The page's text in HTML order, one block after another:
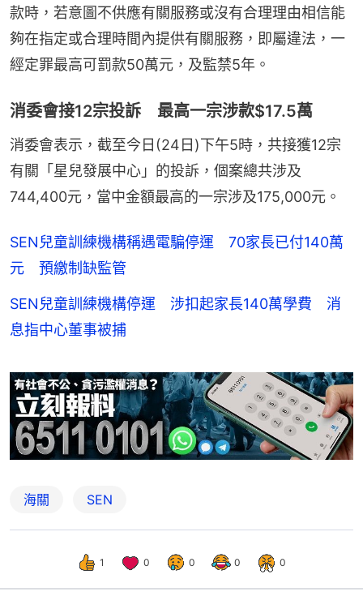
款時，若意圖不供應有關服務或沒有合理理由相信能
夠在指定或合理時間內提供有關服務，即屬違法，一
經定罪最高可罰款50萬元，及監禁5年。
消委會接12宗投訴 最高一宗涉款$17.5萬
消委會表示，截至今日(24日)下午5時，共接獲12宗
有關「星兒發展中心」的投訴，個案總共涉及
744,400元，當中金額最高的一宗涉及175,000元。
SEN兒童訓練機構稱遇電騙停運 70家長已付140萬
元 預繳制缺監管
SEN兒童訓練機構停運 涉扣起家長140萬學費 消
息指中心董事被捕
海關 SEN
1 0 0 0 0